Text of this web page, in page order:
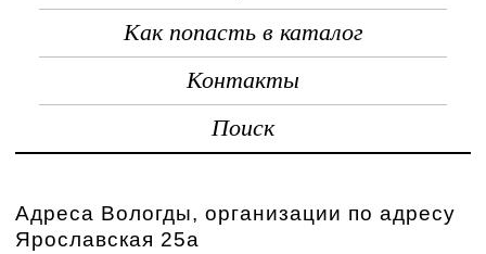
Как попасть в каталог
Контакты
Поиск
Адреса Вологды, организации по адресу
Ярославская 25а